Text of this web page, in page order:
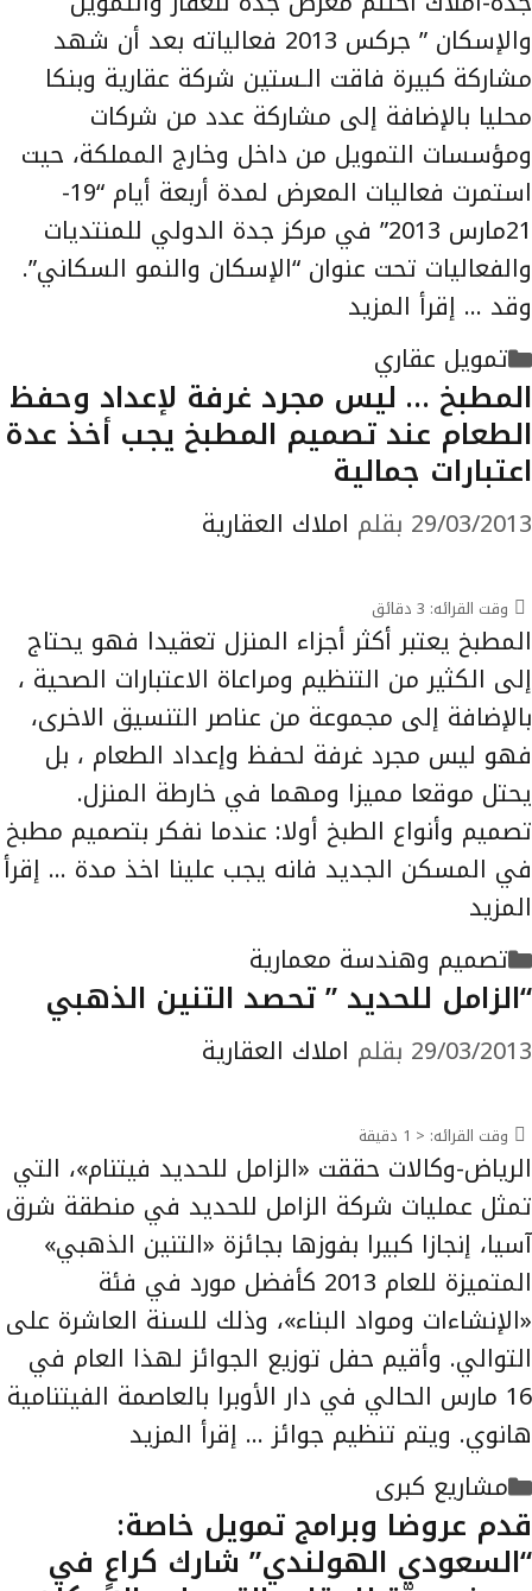
والإسكان ” جركس 2013 فعالياته بعد أن شهد
مشاركة كبيرة فاقت الـستين شركة عقارية وبنكا
محليا بالإضافة إلى مشاركة عدد من شركات
ومؤسسات التمويل من داخل وخارج المملكة، حيت
استمرت فعاليات المعرض لمدة أربعة أيام “19-
21مارس 2013” في مركز جدة الدولي للمنتديات
والفعاليات تحت عنوان “الإسكان والنمو السكاني”.
وقد … إقرأ المزيد
التصنيفات
تمويل عقاري
المطبخ … ليس مجرد غرفة لإعداد وحفظ
الطعام عند تصميم المطبخ يجب أخذ عدة
اعتبارات جمالية
29/03/2013 بقلم املاك العقارية
وقت القرائه: 3 دقائق
المطبخ يعتبر أكثر أجزاء المنزل تعقيدا فهو يحتاج
إلى الكثير من التنظيم ومراعاة الاعتبارات الصحية ،
بالإضافة إلى مجموعة من عناصر التنسيق الاخرى،
فهو ليس مجرد غرفة لحفظ وإعداد الطعام ، بل
يحتل موقعا مميزا ومهما في خارطة المنزل.
تصميم وأنواع الطبخ أولا: عندما نفكر بتصميم مطبخ
في المسكن الجديد فانه يجب علينا اخذ مدة … إقرأ
المزيد
التصنيفات
تصميم وهندسة معمارية
“الزامل للحديد ” تحصد التنين الذهبي
29/03/2013 بقلم املاك العقارية
وقت القرائه: < 1 دقيقة
الرياض-وكالات حققت «الزامل للحديد فيتنام»، التي
تمثل عمليات شركة الزامل للحديد في منطقة شرق
آسيا، إنجازا كبيرا بفوزها بجائزة «التنين الذهبي»
المتميزة للعام 2013 كأفضل مورد في فئة
«الإنشاءات ومواد البناء»، وذلك للسنة العاشرة على
التوالي. وأقيم حفل توزيع الجوائز لهذا العام في
16 مارس الحالي في دار الأوبرا بالعاصمة الفيتنامية
هانوي. ويتم تنظيم جوائز … إقرأ المزيد
التصنيفات
مشاريع كبرى
قدم عروضا وبرامج تمويل خاصة:
“السعودي الهولندي” شارك كراعٍ في